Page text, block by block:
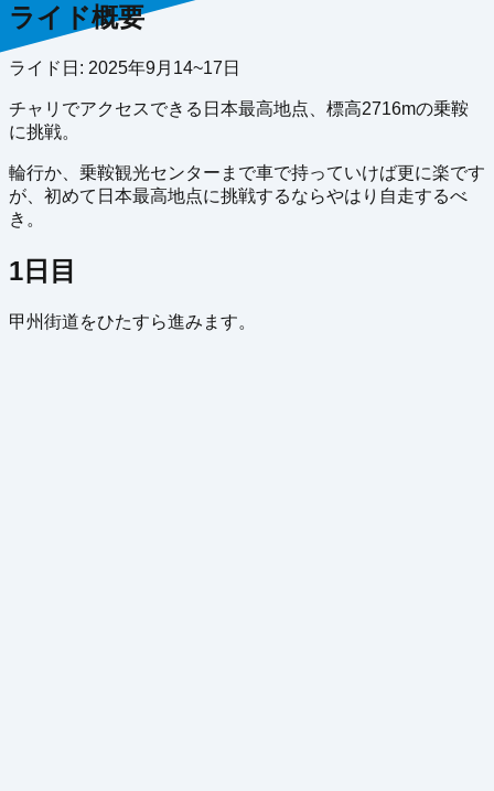
ライド概要
ライド日: 2025年9月14~17日
チャリでアクセスできる日本最高地点、標高2716mの乗鞍
に挑戦。
輪行か、乗鞍観光センターまで車で持っていけば更に楽です
が、初めて日本最高地点に挑戦するならやはり自走するべ
き。
1日目
甲州街道をひたすら進みます。